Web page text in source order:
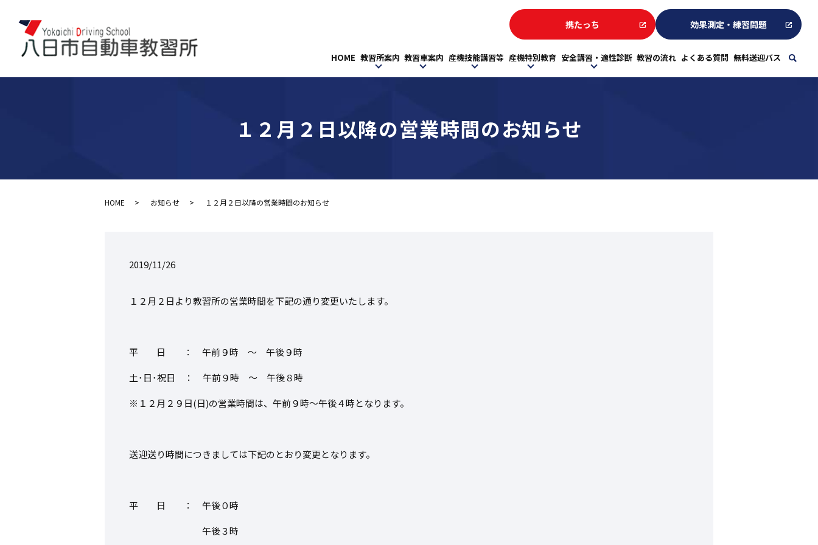
HOME 教習所案内 教習車案内 産機技能講習等 産機特別教育 安全講習・適性診断 教習の流れ よくある質問 無料送迎バス
携たっち 効果測定・練習問題
１２月２日以降の営業時間のお知らせ
HOME お知らせ １２月２日以降の営業時間のお知らせ
2019/11/26
１２月２日より教習所の営業時間を下記の通り変更いたします。
平 日 ： 午前９時 ～ 午後９時
土･日･祝日 ： 午前９時 ～ 午後８時
※１２月２９日(日)の営業時間は、午前９時～午後４時となります。
送迎送り時間につきましては下記のとおり変更となります。
平 日 ： 午後０時
午後３時